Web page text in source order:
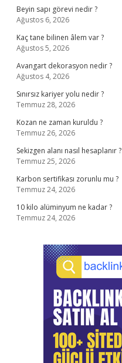
Beyin sapı görevi nedir ?
Ağustos 6, 2026
Kaç tane bilinen âlem var ?
Ağustos 5, 2026
Avangart dekorasyon nedir ?
Ağustos 4, 2026
Sınırsız kariyer yolu nedir ?
Temmuz 28, 2026
Kozan ne zaman kuruldu ?
Temmuz 26, 2026
Sekizgen alanı nasıl hesaplanır ?
Temmuz 25, 2026
Karbon sertifikası zorunlu mu ?
Temmuz 24, 2026
10 kilo alüminyum ne kadar ?
Temmuz 24, 2026